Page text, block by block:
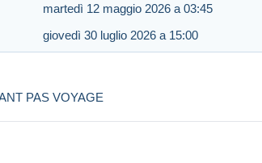
martedì 12 maggio 2026 a 03:45
giovedì 30 luglio 2026 a 15:00
PAS VOYAGE